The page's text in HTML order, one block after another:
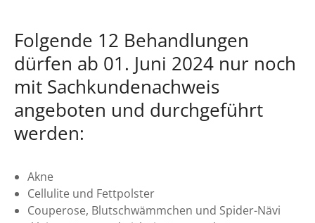
Folgende 12 Behandlungen
dürfen ab 01. Juni 2024 nur noch
mit Sachkundenachweis
angeboten und durchgeführt
werden:
Akne
Cellulite und Fettpolster
Couperose, Blutschwämmchen und Spider-Nävi